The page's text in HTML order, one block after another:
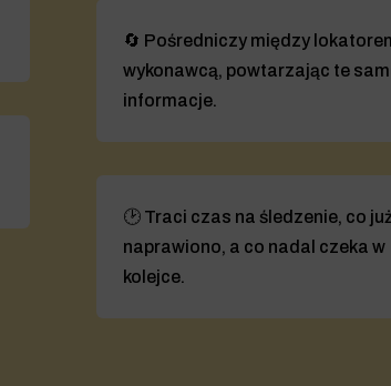
🔄 Pośredniczy między
wykonawcą, powtarzając te
informacje.
🕑 Traci czas na śledzenie, co już
naprawiono, a co nadal czeka w
kolejce.